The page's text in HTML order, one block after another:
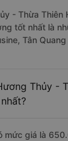
- Thừa Thiên
tốt nhất là
Tân
Thủy -
mức giá là